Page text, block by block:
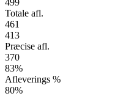
499
Totale afl.
461
413
Præcise afl.
370
83%
Afleverings %
80%